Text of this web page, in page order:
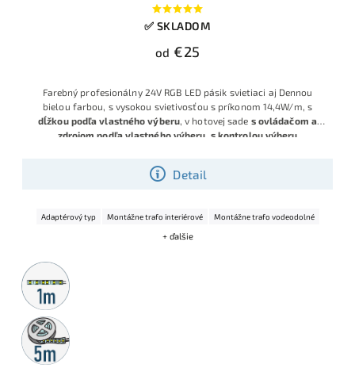
✅ SKLADOM
od €25
Detail
Farebný profesionálny 24V RGB LED pásik svietiaci aj Dennou
bielou farbou, s vysokou svietivosťou s príkonom 14,4W/m, s
dĺžkou podľa vlastného výberu, v hotovej sade s ovládačom a
zdrojom podľa vlastného výberu, s kontrolou výberu
Adaptérový typ Montážne trafo interiérové Montážne trafo vodeodolné
+ ďalšie
Metrážny
predaj
5m
rolka